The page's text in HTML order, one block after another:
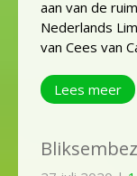
aan van de
Nederlands
van Cees van
Lees meer